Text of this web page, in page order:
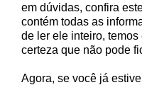
em dúvidas, confira
contém todas as
de ler ele inteiro,
certeza que não pode
Agora, se você já